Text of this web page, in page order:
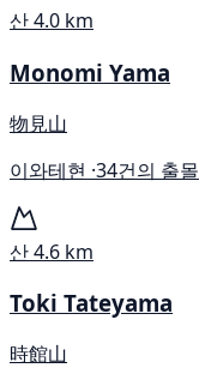
산4.0 km
Monomi Yama
物見山
이와테현 ·34건의 출몰
산4.6 km
Toki Tateyama
時館山